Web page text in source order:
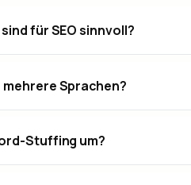
für SEO sinnvoll?
Sprachen?
Stuffing um?